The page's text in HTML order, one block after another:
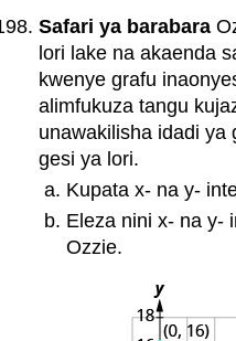
Safari ya barabara
lori lake na akaenda
kwenye grafu
alimfukuza tangu
unawakilisha idadi ya
gesi ya lori.
Kupata x- na y-
Eleza nini x- na y-
Ozzie.